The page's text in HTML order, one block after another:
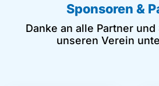
Sponsoren &
Danke an alle Partner
unseren Verein